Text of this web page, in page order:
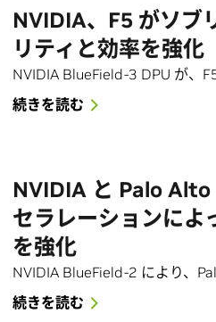
NVIDIA、F5 がソブ
リティと効率を強化
NVIDIA BlueField-3 DPU が、
続きを読む
NVIDIA と Palo
セラレーションによ
を強化
NVIDIA BlueField-2 により、
続きを読む